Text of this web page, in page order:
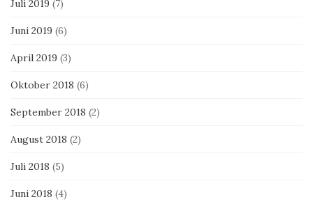
Juli 2019 (7)
Juni 2019 (6)
April 2019 (3)
Oktober 2018 (6)
September 2018 (2)
August 2018 (2)
Juli 2018 (5)
Juni 2018 (4)